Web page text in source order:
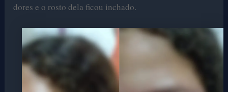
dores e o rosto dela ficou inchado.